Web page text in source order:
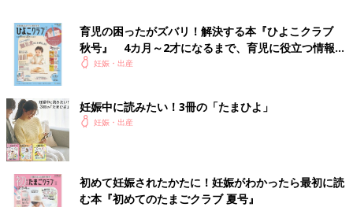
育児の困ったがズバリ！解決する本『ひよこクラブ
秋号』 4カ月～2才になるまで、育児に役立つ情報が
いっぱい！
妊娠・出産
妊娠中に読みたい！3冊の「たまひよ」
妊娠・出産
初めて妊娠されたかたに！妊娠がわかったら最初に読
む本『初めてのたまごクラブ 夏号』